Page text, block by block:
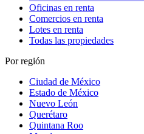
Oficinas en renta
Comercios en renta
Lotes en renta
Todas las propiedades
Por región
Ciudad de México
Estado de México
Nuevo León
Querétaro
Quintana Roo